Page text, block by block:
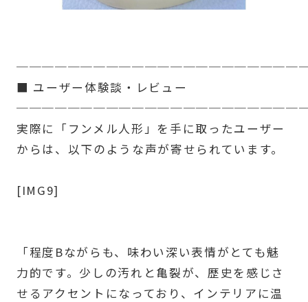
■ ユーザー体験談・レビュー
実際に「フンメル人形」を手に取ったユーザー
からは、以下のような声が寄せられています。
[IMG9]
「程度Bながらも、味わい深い表情がとても魅
力的です。少しの汚れと亀裂が、歴史を感じさ
せるアクセントになっており、インテリアに温